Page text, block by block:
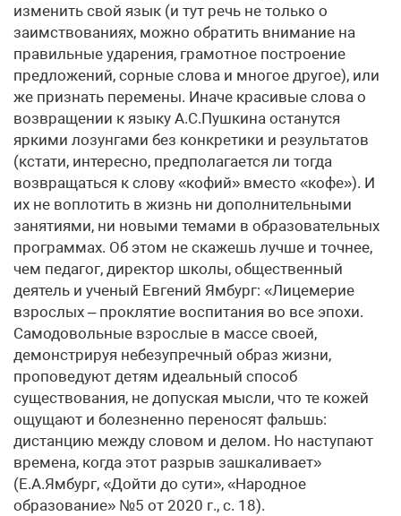
изменить свой язык (и тут речь не только о
заимствованиях, можно обратить внимание на
правильные ударения, грамотное построение
предложений, сорные слова и многое другое), или
же признать перемены. Иначе красивые слова о
возвращении к языку А.С.Пушкина останутся
яркими лозунгами без конкретики и результатов
(кстати, интересно, предполагается ли тогда
возвращаться к слову «кофий» вместо «кофе»). И
их не воплотить в жизнь ни дополнительными
занятиями, ни новыми темами в образовательных
программах. Об этом не скажешь лучше и точнее,
чем педагог, директор школы, общественный
деятель и ученый Евгений Ямбург: «Лицемерие
взрослых – проклятие воспитания во все эпохи.
Самодовольные взрослые в массе своей,
демонстрируя небезупречный образ жизни,
проповедуют детям идеальный способ
существования, не допуская мысли, что те кожей
ощущают и болезненно переносят фальшь:
дистанцию между словом и делом. Но наступают
времена, когда этот разрыв зашкаливает»
(Е.А.Ямбург, «Дойти до сути», «Народное
образование» №5 от 2020 г., с. 18).